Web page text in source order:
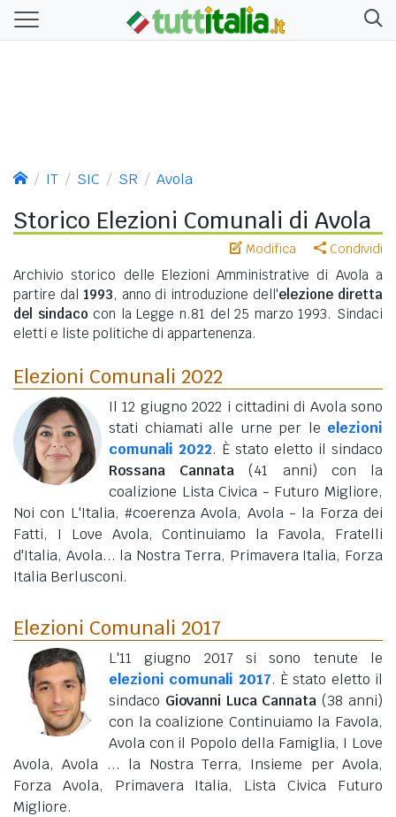
IT SIC SR Avola
Storico Elezioni Comunali di Avola
Modifica Condividi
Archivio storico delle Elezioni Amministrative di Avola a
partire dal 1993, anno di introduzione dell'elezione diretta
del sindaco con la Legge n.81 del 25 marzo 1993. Sindaci
eletti e liste politiche di appartenenza.
Elezioni Comunali 2022
Il 12 giugno 2022 i cittadini di Avola sono
stati chiamati alle urne per le elezioni
comunali 2022. È stato eletto il sindaco
Rossana Cannata
(41 anni) con la
coalizione Lista Civica - Futuro Migliore,
Noi con L'Italia, #coerenza Avola, Avola - la Forza dei
Fatti, I Love Avola, Continuiamo la Favola, Fratelli
d'Italia, Avola... la Nostra Terra, Primavera Italia, Forza
Italia Berlusconi.
Elezioni Comunali 2017
L'11 giugno 2017 si sono tenute le
elezioni comunali 2017. È stato eletto il
sindaco Giovanni Luca Cannata (38 anni)
con la coalizione Continuiamo la Favola,
Avola con il Popolo della Famiglia, I Love
Avola, Avola ... la Nostra Terra, Insieme per Avola,
Forza Avola, Primavera Italia, Lista Civica Futuro
Migliore.